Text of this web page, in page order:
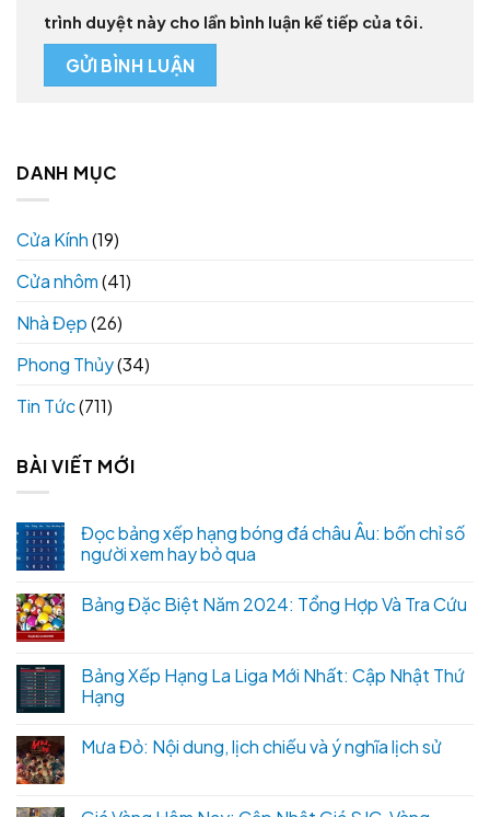
trình duyệt này cho lần bình luận kế tiếp của tôi.
DANH MỤC
Cửa Kính(19)
Cửa nhôm(41)
Nhà Đẹp(26)
Phong Thủy(34)
Tin Tức(711)
BÀI VIẾT MỚI
Đọc bảng xếp hạng bóng đá châu Âu: bốn chỉ số
người xem hay bỏ qua
Bảng Đặc Biệt Năm 2024: Tổng Hợp Và Tra Cứu
Bảng Xếp Hạng La Liga Mới Nhất: Cập Nhật Thứ
Hạng
Mưa Đỏ: Nội dung, lịch chiếu và ý nghĩa lịch sử